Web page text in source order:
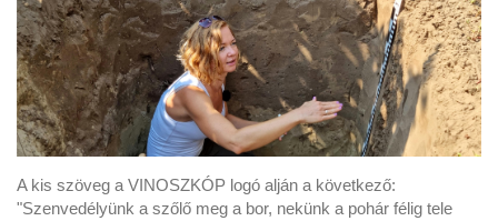
A kis szöveg a VINOSZKÓP logó alján a következő:
"Szenvedélyünk a szőlő meg a bor, nekünk a pohár félig tele